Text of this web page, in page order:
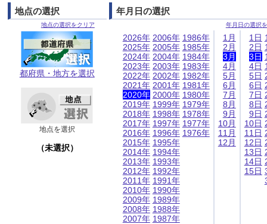
地点の選択
地点の選択をクリア
都府県・地方を選択
地点を選択
（未選択）
年月日の選択
年月日の選択
2026年
2025年
2024年
2023年
2022年
2021年
2020年
2019年
2018年
2017年
2016年
2015年
2014年
2013年
2012年
2011年
2010年
2009年
2008年
2007年
2006年
2005年
2004年
2003年
2002年
2001年
2000年
1999年
1998年
1997年
1996年
1995年
1994年
1993年
1992年
1991年
1990年
1989年
1988年
1987年
1986年
1985年
1984年
1983年
1982年
1981年
1980年
1979年
1978年
1977年
1976年
1月
2月
3月
4月
5月
6月
7月
8月
9月
10月
11月
12月
1日
2日
3日
4日
5日
6日
7日
8日
9日
10日
11日
12日
13日
14日
15日